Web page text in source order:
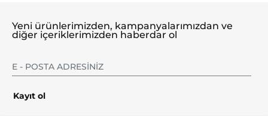
Yeni ürünlerimizden, kampanyalarımızdan ve
diğer içeriklerimizden haberdar ol
Kayıt ol